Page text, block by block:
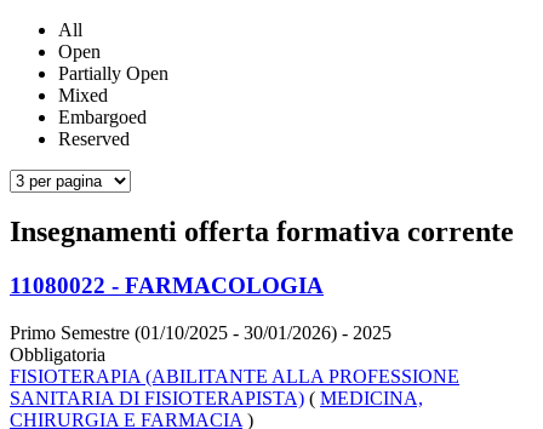
All
Open
Partially Open
Mixed
Embargoed
Reserved
Insegnamenti offerta formativa corrente
11080022 - FARMACOLOGIA
Primo Semestre (01/10/2025 - 30/01/2026) - 2025
Obbligatoria
FISIOTERAPIA (ABILITANTE ALLA PROFESSIONE
SANITARIA DI FISIOTERAPISTA) ( MEDICINA,
CHIRURGIA E FARMACIA )